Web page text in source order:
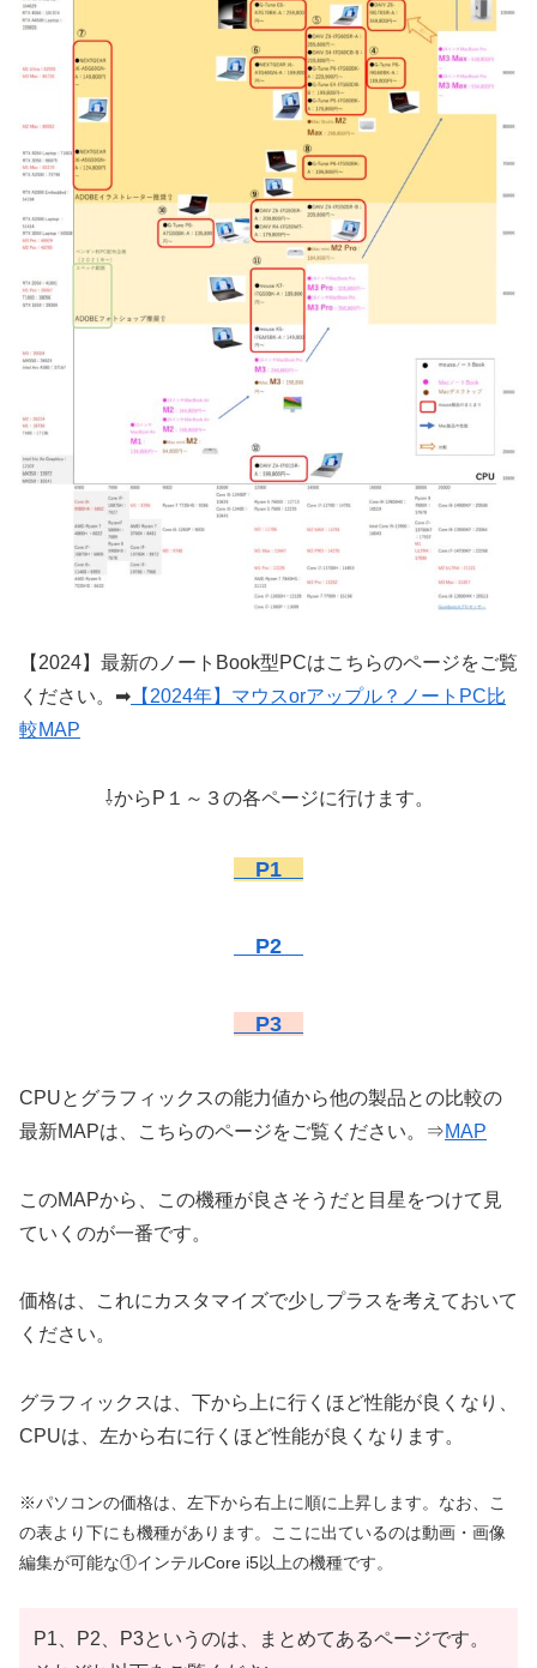
【2024】最新のノートBook型PCはこちらのページをご覧
ください。➡ 【2024年】マウスorアップル？ノートPC比
較MAP
⇩からP１～３の各ページに行けます。
P1
P2
P3
CPUとグラフィックスの能力値から他の製品との比較の
最新MAPは、こちらのページをご覧ください。⇒MAP
このMAPから、この機種が良さそうだと目星をつけて見
ていくのが一番です。
価格は、これにカスタマイズで少しプラスを考えておいて
ください。
グラフィックスは、下から上に行くほど性能が良くなり、
CPUは、左から右に行くほど性能が良くなります。
※パソコンの価格は、左下から右上に順に上昇します。なお、こ
の表より下にも機種があります。ここに出ているのは動画・画像
編集が可能な①インテルCore i5以上の機種です。
P1、P2、P3というのは、まとめてあるページです。